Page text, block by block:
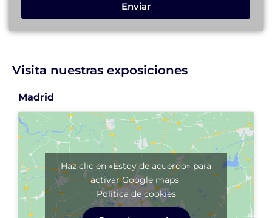
Enviar
Visita nuestras exposiciones
Madrid
Haz clic en «Estoy de acuerdo» para
activar Google maps
Política de cookies